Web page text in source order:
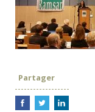
Partager